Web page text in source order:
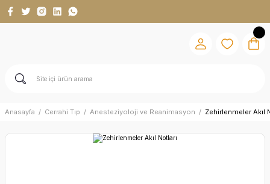
Anasayfa Cerrahi Tıp Anesteziyoloji ve Reanimasyon Zehirlenmeler Akıl